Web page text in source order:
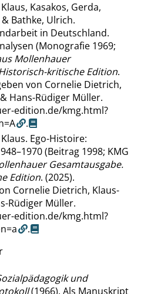
Kasakos, Gerda,
Bathke, Ulrich.
in Deutschland.
(Monografie 1969;
Mollenhauer
kritische Edition.
von Cornelie Dietrich,
Hans-Rüdiger Müller.
edition.de/kmg.html?
.
Ego-Histoire:
(Beitrag 1998; KMG
Gesamtausgabe.
Edition. (2025).
Cornelie Dietrich, Klaus-
Rüdiger Müller.
edition.de/kmg.html?
.
und
(1966). Als Manuskript